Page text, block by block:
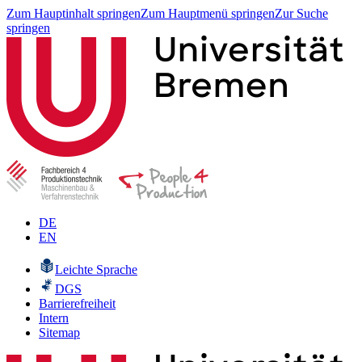
Zum Hauptinhalt springenZum Hauptmenü springenZur Suche
springen
DE
EN
Leichte Sprache
DGS
Barrierefreiheit
Intern
Sitemap